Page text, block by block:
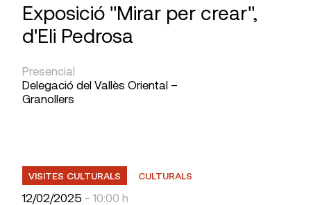
Exposició "Mirar per crear",
d'Eli Pedrosa
Presencial
Delegació del Vallès Oriental –
Granollers
VISITES CULTURALS CULTURALS
12/02/2025 - 10:00 h